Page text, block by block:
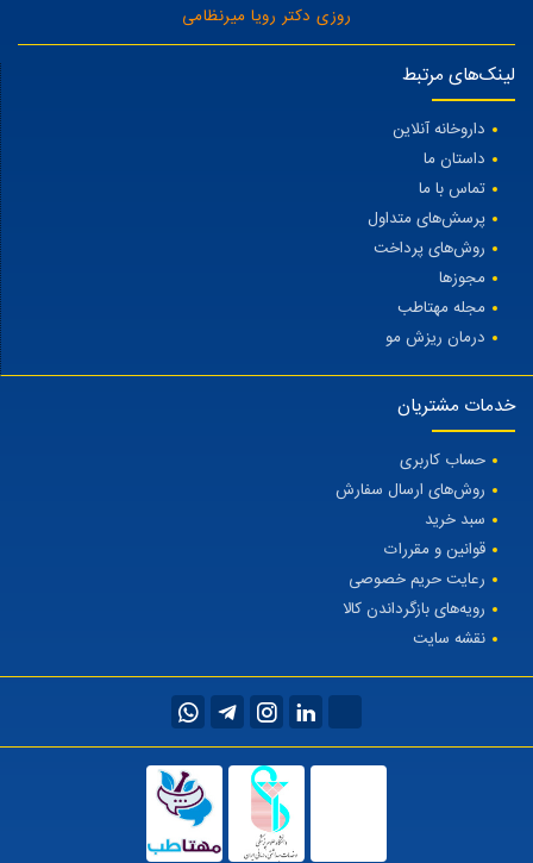
روزی دکتر رویا میرنظامی
لینک‌های مرتبط
داروخانه آنلاین
داستان ما
تماس با ما
پرسش‌های متداول
روش‌های پرداخت
مجوزها
مجله مهتاطب
درمان ریزش مو
خدمات مشتریان
حساب کاربری
روش‌های ارسال سفارش
سبد خرید
قوانین و مقررات
رعایت حریم خصوصی
رویه‌های بازگرداندن کالا
نقشه سایت